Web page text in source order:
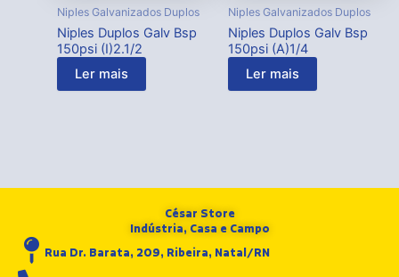
Niples Galvanizados Duplos
Niples Duplos Galv Bsp
150psi (I)2.1/2
Ler mais
Niples Galvanizados Duplos
Niples Duplos Galv Bsp
150psi (A)1/4
Ler mais
César Store
Indústria, Casa e Campo
Rua Dr. Barata, 209, Ribeira, Natal/RN